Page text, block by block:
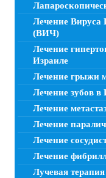
Лечение Вируса
(ВИЧ)
Лечение
Израиле
Лечение грыжи
Лечение зубов в
Лечение
Лечение
Лечение
Лечение
Лучевая